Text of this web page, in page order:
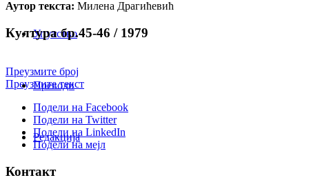
Упутство
Преводи
Редакција
Аутор текста: Милена Драгићевић
Култура бр.45-46 / 1979
Преузмите број
Преузмите текст
Подели на Facebook
Подели на Twitter
Подели на LinkedIn
Подели на мејл
Контакт